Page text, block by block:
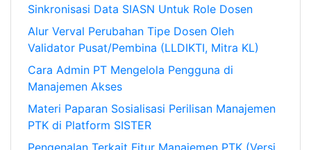
Sinkronisasi Data SIASN Untuk Role Dosen
Alur Verval Perubahan Tipe Dosen Oleh
Validator Pusat/Pembina (LLDIKTI, Mitra KL)
Cara Admin PT Mengelola Pengguna di
Manajemen Akses
Materi Paparan Sosialisasi Perilisan Manajemen
PTK di Platform SISTER
Pengenalan Terkait Fitur Manajemen PTK (Versi